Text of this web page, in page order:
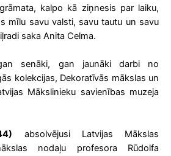
kalpo kā ziņnesis par laiku,
mīlu savu valsti, savu tautu un savu
saka Anita Celma.
senāki, gan jaunāki darbi no
kolekcijas, Dekoratīvās mākslas un
Mākslinieku savienības muzeja
absolvējusi Latvijas Mākslas
nodaļu profesora Rūdolfa